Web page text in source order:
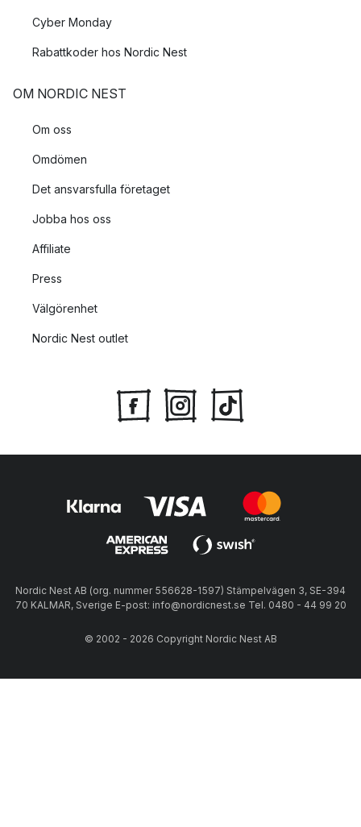
Cyber Monday
Rabattkoder hos Nordic Nest
OM NORDIC NEST
Om oss
Omdömen
Det ansvarsfulla företaget
Jobba hos oss
Affiliate
Press
Välgörenhet
Nordic Nest outlet
Nordic Nest AB (org. nummer 556628-1597) Stämpelvägen 3, SE-394
70 KALMAR, Sverige E-post: info@nordicnest.se Tel. 0480 - 44 99 20
© 2002 - 2026 Copyright Nordic Nest AB